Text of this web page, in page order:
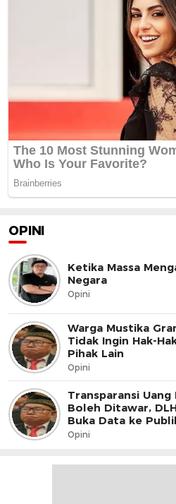
OPINI
Ketika Massa
Negara
Opini
Warga Mustika
Tidak Ingin Hak-
Pihak Lain
Opini
Transparansi
Boleh Ditawar,
Buka Data ke
Opini